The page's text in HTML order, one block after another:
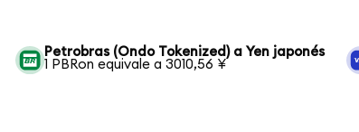
Petrobras (Ondo Tokenized) a Yen japonés
1 PBRon equivale a 3010,56 ¥